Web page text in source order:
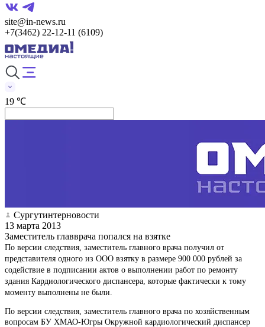
site@in-news.ru
+7(3462) 22-12-11 (6109)
19 ℃
Сургутинтерновости
13 марта 2013
Заместитель главврача попался на взятке
По версии следствия, заместитель главного врача получил от
представителя одного из ООО взятку в размере 900 000 рублей за
содействие в подписании актов о выполнении работ по ремонту
здания Кардиологического диспансера, которые фактически к тому
моменту выполнены не были.
По версии следствия, заместитель главного врача по хозяйственным
вопросам БУ ХМАО-Югры Окружной кардиологический диспансер